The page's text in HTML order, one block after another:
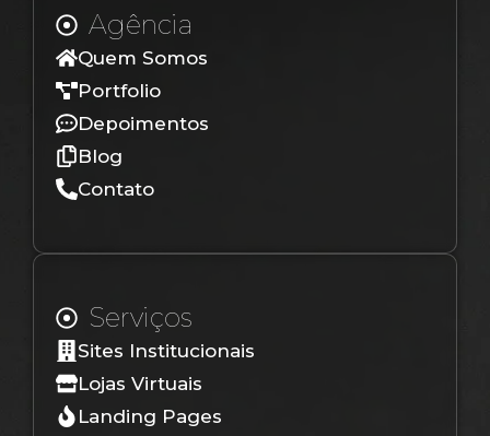
Agência
Quem Somos
Portfolio
Depoimentos
Blog
Contato
Serviços
Sites Institucionais
Lojas Virtuais
Landing Pages